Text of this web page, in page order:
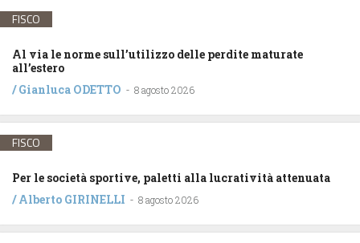
FISCO
Al via le norme sull’utilizzo delle perdite maturate
all’estero
/Gianluca ODETTO - 8 agosto 2026
FISCO
Per le società sportive, paletti alla lucratività attenuata
/Alberto GIRINELLI - 8 agosto 2026